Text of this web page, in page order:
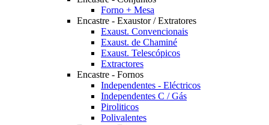
Forno + Mesa
Encastre - Exaustor / Extratores
Exaust. Convencionais
Exaust. de Chaminé
Exaust. Telescópicos
Extractores
Encastre - Fornos
Independentes - Eléctricos
Independentes C / Gás
Piroliticos
Polivalentes